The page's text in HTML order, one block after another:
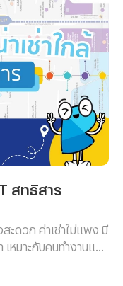
สุทธิสาร
ะดวก ค่าเช่าไม่แพง มี
หมาะกับคนทำงานและ